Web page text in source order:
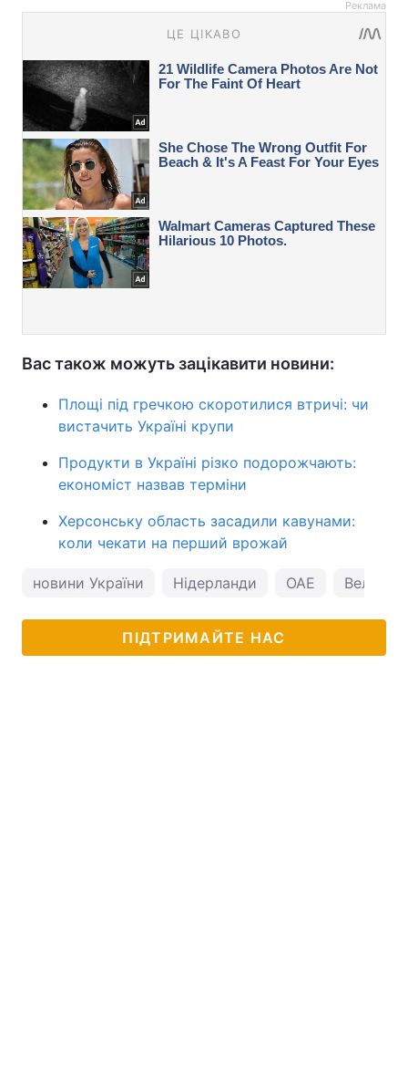
Реклама
Вас також можуть зацікавити новини:
Площі під гречкою скоротилися втричі: чи
вистачить Україні крупи
Продукти в Україні різко подорожчають:
економіст назвав терміни
Херсонську область засадили кавунами:
коли чекати на перший врожай
новини України Нідерланди ОАЕ
ПІДТРИМАЙТЕ НАС